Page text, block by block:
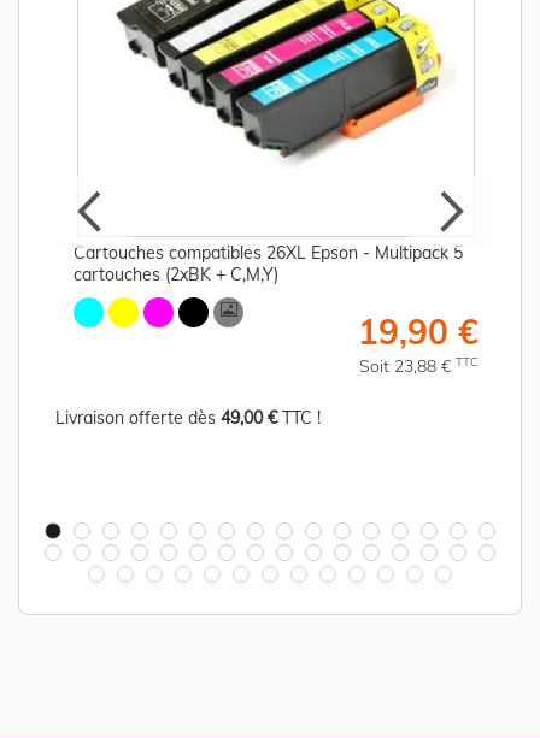
Cartouches compatibles 26XL Epson - Multipack 5
cartouches (2xBK + C,M,Y)
19,90 €
Soit 23,88 € TTC
Livraison offerte dès 49,00 €TTC !